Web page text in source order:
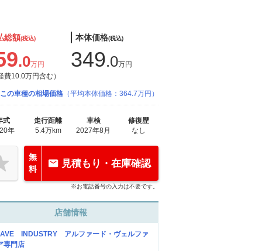
総額(税込)
.0万円
費10.0万円含む）
本体価格(税込)
349.0万円
この車種の相場価格 （平均本体価格：364.7万円）
式
年
走行距離
5.4万km
車検
2027年8月
修復歴
なし
無
料
見積もり・在庫確認
※お電話番号の入力は不要です。
店舗情報
INDUSTRY アルファード・ヴェルファ
専門店